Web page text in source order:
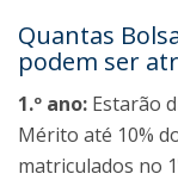
Quantas
podem ser
1.º ano: Estarão
Mérito até 10%
matriculados no